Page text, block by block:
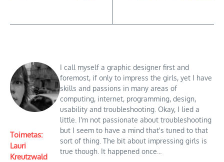
Toimetas:
Lauri
Kreutzwald
I call myself a graphic designer first and
foremost, if only to impress the girls, yet I have
skills and passions in many areas of
computing, internet, programming, design,
usability and troubleshooting. Okay, I lied a
little. I'm not passionate about troubleshooting
but I seem to have a mind that's tuned to that
sort of thing. The bit about impressing girls is
true though. It happened once...